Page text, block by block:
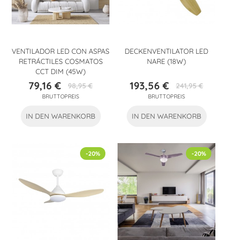
VENTILADOR LED CON ASPAS
RETRÁCTILES COSMATOS
CCT DIM (45W)
Preis
79,16 €Verkaufspreis
98,95 €
BRUTTOPREIS
IN DEN WARENKORB
DECKENVENTILATOR LED
NARE (18W)
Preis
193,56 €Verkaufspreis
241,95 €
BRUTTOPREIS
IN DEN WARENKORB
-20% -20%